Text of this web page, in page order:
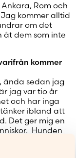
Rom och
kommer alltid
om det
åt dem som inte
kommer
ända sedan jag
jag var tio år
och har inga
ibland att
Det ger mig en
Hunden